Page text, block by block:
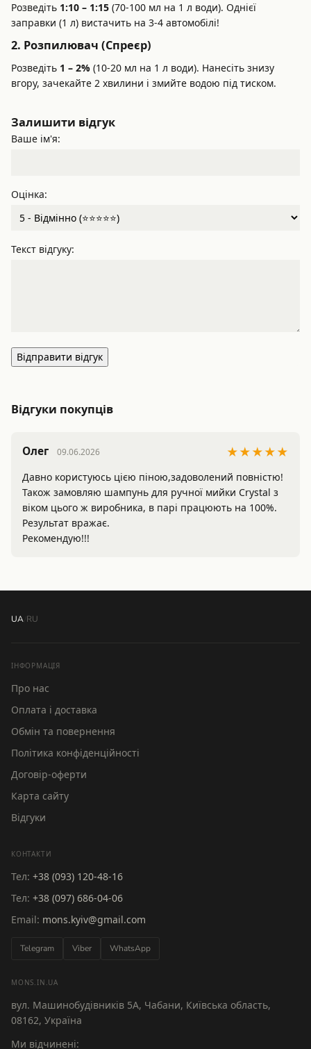
Розведіть 1:10 – 1:15 (70-100 мл на 1 л води). Однієї
заправки (1 л) вистачить на 3-4 автомобілі!
2. Розпилювач (Спреєр)
Розведіть 1 – 2% (10-20 мл на 1 л води). Нанесіть знизу
вгору, зачекайте 2 хвилини і змийте водою під тиском.
Залишити відгук
Ваше ім'я:
Оцінка:
Текст відгуку:
Відправити відгук
Відгуки покупців
Олег 09.06.2026 ★★★★★
Давно користуюсь цією піною,задоволений повністю!
Також замовляю шампунь для ручної мийки Crystal з
віком цього ж виробника, в парі працюють на 100%.
Результат вражає.
Рекомендую!!!
UA RU
ІНФОРМАЦІЯ
Про нас
Оплата і доставка
Обмін та повернення
Політика конфіденційності
Договір-оферти
Карта сайту
Відгуки
КОНТАКТИ
Тел: +38 (093) 120-48-16
Тел: +38 (097) 686-04-06
Email: mons.kyiv@gmail.com
Telegram Viber WhatsApp
MONS.IN.UA
вул. Машинобудівників 5А, Чабани, Київська область,
08162, Україна
Ми відчинені: